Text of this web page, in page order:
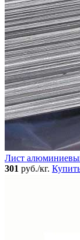
Лист
301 руб./кг.